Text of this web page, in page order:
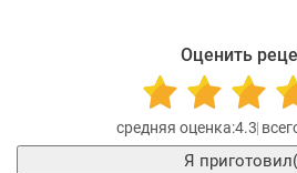
Оценить
4.3
Я